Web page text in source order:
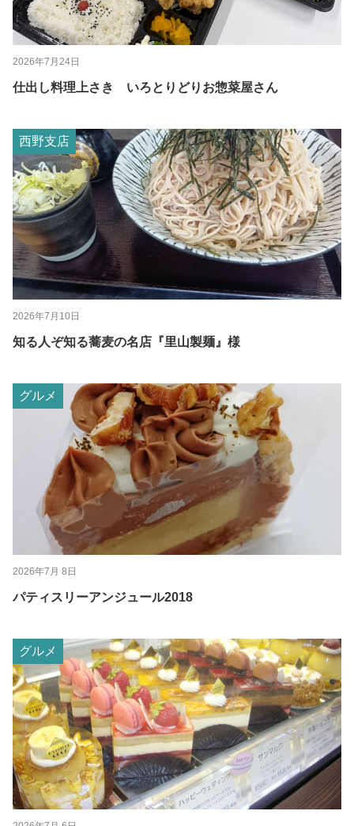
2026年7月24日
仕出し料理上さき いろとりどりお惣菜屋さん
西野支店
2026年7月10日
知る人ぞ知る蕎麦の名店『里山製麺』様
グルメ
2026年7月 8日
パティスリーアンジュール2018
グルメ